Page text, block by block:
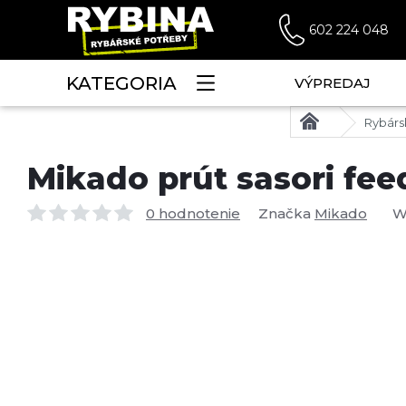
602 224 048
KATEGORIA VÝPREDAJ
Mikado prút sasori
0 hodnotenie Značka Mikado